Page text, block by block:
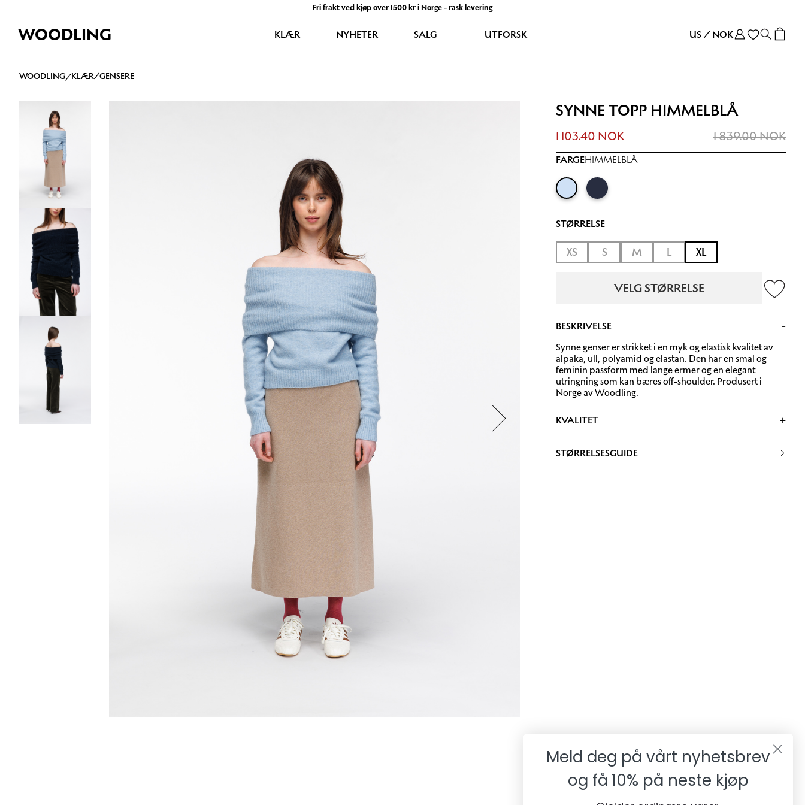
Fri frakt ved kjøp over 1500 kr i Norge - rask levering
WOODLING KLÆR NYHETER SALG UTFORSK US / NOK
WOODLING/KLÆR/GENSERE
SYNNE TOPP HIMMELBLÅ
1 103.40 NOK 1 839.00 NOK
FARGEHIMMELBLÅ
STØRRELSE
XS S M L XL
VELG STØRRELSE
BESKRIVELSE
Synne genser er strikket i en myk og elastisk kvalitet av
alpaka, ull, polyamid og elastan. Den har en smal og
feminin passform med lange ermer og en elegant
utringning som kan bæres off-shoulder. Produsert i
Norge av Woodling.
KVALITET
STØRRELSESGUIDE
Meld deg på vårt nyhetsbrev
og få10% på neste kjøp